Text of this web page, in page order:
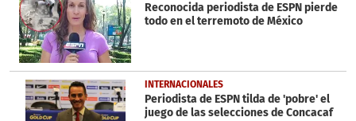
Reconocida periodista de ESPN pierde
todo en el terremoto de México
INTERNACIONALES
Periodista de ESPN tilda de 'pobre' el
juego de las selecciones de Concacaf